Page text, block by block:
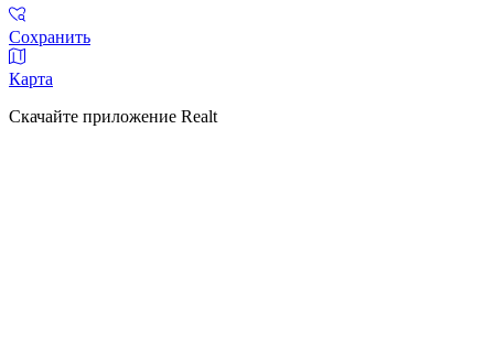
Сохранить
Карта
Скачайте приложение Realt